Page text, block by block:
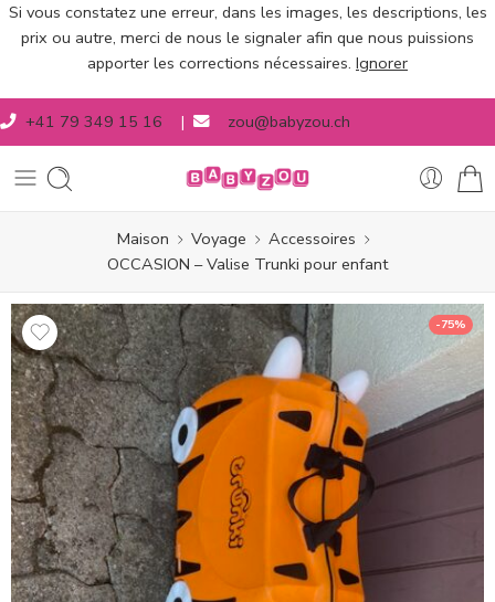
Si vous constatez une erreur, dans les images, les descriptions, les
prix ou autre, merci de nous le signaler afin que nous puissions
apporter les corrections nécessaires. Ignorer
+41 79 349 15 16 | zou@babyzou.ch
Maison Voyage
Accessoires
OCCASION – Valise Trunki pour enfant
-75%